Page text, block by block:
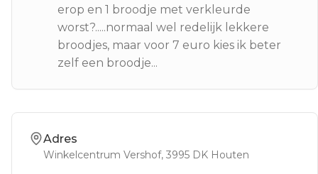
erop en 1 broodje met verkleurde
worst?.....normaal wel redelijk lekkere
broodjes, maar voor 7 euro kies ik beter
zelf een broodje...
Adres
Winkelcentrum Vershof, 3995 DK Houten